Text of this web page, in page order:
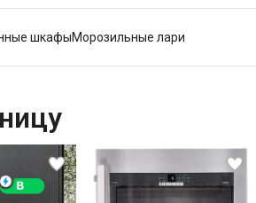
шкафыМорозильные лари